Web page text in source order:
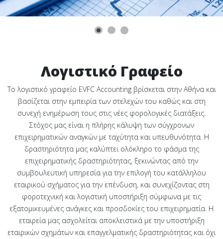
Λογιστικό Γραφείο
Το λογιστικό γραφείο EVFC Accounting βρίσκεται στην Αθήνα και
βασίζεται στην εμπειρία των στελεχών του καθώς και στη
συνεχή ενημέρωση τους στις νέες φορολογικές διατάξεις.
Στόχος μας είναι η πλήρης κάλυψη των σύγχρονων
επιχειρηματικών αναγκών με ταχύτητα και υπευθυνότητα. Η
δραστηριότητα μας καλύπτει ολόκληρο το φάσμα της
επιχειρηματικής δραστηριότητας, ξεκινώντας από την
συμβουλευτική υπηρεσία για την επιλογή του κατάλληλου
εταιρικού σχήματος για την επένδυση, και συνεχίζοντας στη
φοροτεχνική και λογιστική υποστήριξη σύμφωνα με τις
εξατομικευμένες ανάγκες και προσδοκίες του επιχειρηματία. Η
εταιρεία μας ασχολείται αποκλειστικά με την υποστήριξη
εταιρικών σχημάτων και επαγγελματικής δραστηριότητας και όχι